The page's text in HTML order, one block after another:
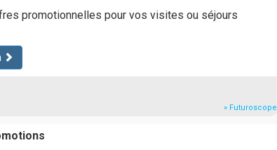
promotionnelles pour vos visites ou séjours
» Futuroscope